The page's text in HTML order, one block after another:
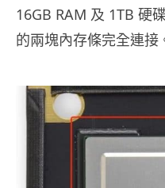
16GB RAM 及 1TB 硬
的兩塊內存條完全連接